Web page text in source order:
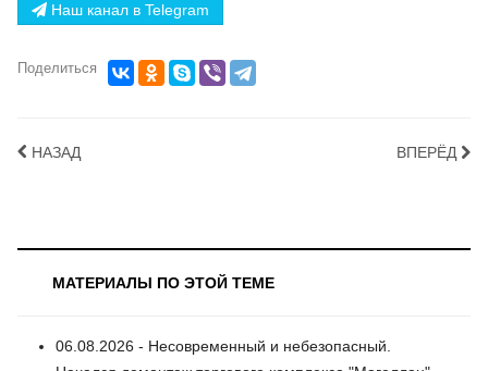
Наш канал в Telegram
Поделиться
НАЗАД ВПЕРЁД
МАТЕРИАЛЫ ПО ЭТОЙ ТЕМЕ
06.08.2026 - Несовременный и небезопасный.